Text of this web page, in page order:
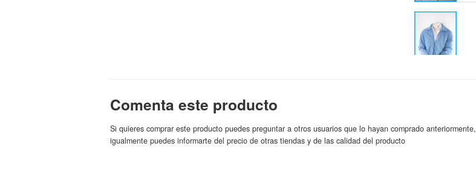
Comenta este producto
Si quieres comprar este producto puedes preguntar a otros usuarios que lo hayan comprado anteriormente,
igualmente puedes informarte del precio de otras tiendas y de las calidad del producto